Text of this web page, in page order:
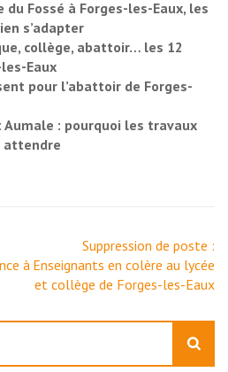
Fossé à Forges-les-Eaux, les
s’adapter
collège, abattoir… les 12
Eaux
pour l’abattoir de Forges-
Aumale : pourquoi les travaux
attendre
à
Suppression de poste :
Enseignants en colère au lycée
et collège de Forges-les-Eaux